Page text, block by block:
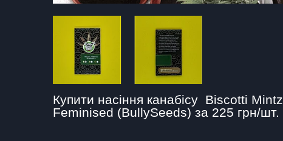
Купити насіння канабісу  Biscotti Mintz
Feminised (BullySeeds) за 225 грн/шт.